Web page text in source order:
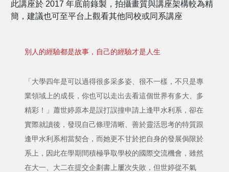
此講座於 2017 年底前錄製，拍攝畫質與講座架構較為精
簡，建議也可至平台上觀看其他同校或同系講座
別人的經驗都是故事，自己的經驗才是人生
「大學四年是可以過得很多采多姿、很不一樣，不只是專
業領域上的成長，你也可以走出去看這個世界有多大、多
精彩！」蕭世婷原本是誤打誤撞申請上逢甲水利系，卻在
實際就讀後，發現自己條理清晰、善於靈活思考的特質跟
逢甲水利系相當契合，而她更不甘於把自身的發展侷限於
系上，因此在學期間積極爭取學校的國際交流機會，雖然
在大一、大二在提交企劃書上屢次失敗，但世婷從不氣